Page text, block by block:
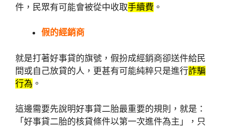
件，民眾有可能會被從中收取手續費 。
假的經銷商
就是打著好事貸的旗號，假扮成經銷商卻送件給民
間或自己放貸的人，更甚有可能純粹只是進行詐騙
行為 。
這邊需要先說明好事貸二胎最重要的規則，就是：
「好事貸二胎的核貸條件以第一次進件為主」，只